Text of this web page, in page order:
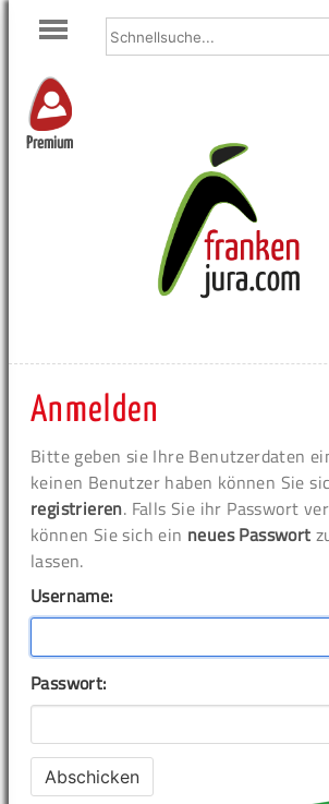
Premium
Anmelden
Bitte geben sie Ihre Benutzerdaten
keinen Benutzer haben können Sie
registrieren. Falls Sie ihr Passwort
können Sie sich ein neues Passwort
lassen.
Username:
Passwort: